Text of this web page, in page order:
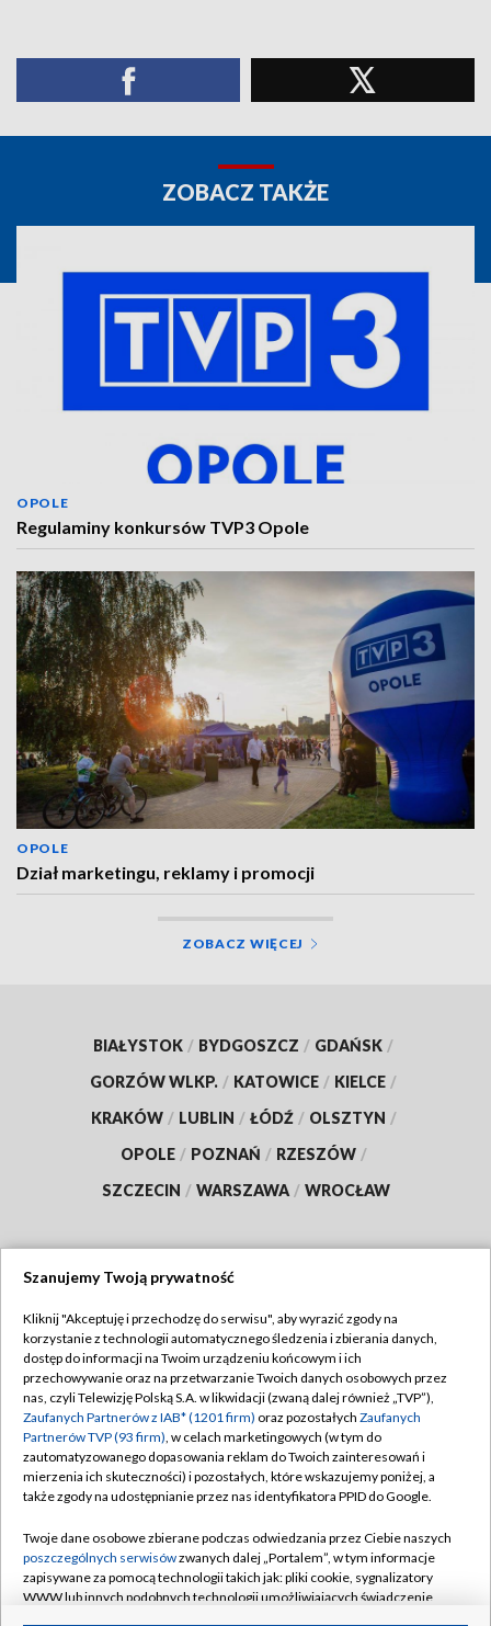
ZOBACZ TAKŻE
OPOLE
Regulaminy konkursów TVP3 Opole
OPOLE
Dział marketingu, reklamy i promocji
ZOBACZ WIĘCEJ
BIAŁYSTOK / BYDGOSZCZ / GDAŃSK /
GORZÓW WLKP. / KATOWICE / KIELCE /
KRAKÓW / LUBLIN / ŁÓDŹ / OLSZTYN /
OPOLE / POZNAŃ / RZESZÓW /
SZCZECIN / WARSZAWA / WROCŁAW
TVP
Abonament TVP
Emisja w TVP
Centrum informacji TVP
Naziemna Telewizja Cyfrowa
Rada Programowa
System NOS
Regulamin TVP
Polityka prywatności
Moje zgody
Pomoc
Kontakt
Szanujemy Twoją prywatność
Kliknij "Akceptuję i przechodzę do serwisu", aby wyrazić zgody na
korzystanie z technologii automatycznego śledzenia i zbierania danych,
dostęp do informacji na Twoim urządzeniu końcowym i ich
przechowywanie oraz na przetwarzanie Twoich danych osobowych przez
nas, czyli Telewizję Polską S.A. w likwidacji (zwaną dalej również „TVP”),
Zaufanych Partnerów z IAB* (1201 firm) oraz pozostałych Zaufanych
Partnerów TVP (93 firm), w celach marketingowych (w tym do
zautomatyzowanego dopasowania reklam do Twoich zainteresowań i
mierzenia ich skuteczności) i pozostałych, które wskazujemy poniżej, a
także zgody na udostępnianie przez nas identyfikatora PPID do Google.
Twoje dane osobowe zbierane podczas odwiedzania przez Ciebie naszych
poszczególnych serwisówzwanych dalej „Portalem”, w tym informacje
zapisywane za pomocą technologii takich jak: pliki cookie, sygnalizatory
WWW lub innych podobnych technologii umożliwiających świadczenie